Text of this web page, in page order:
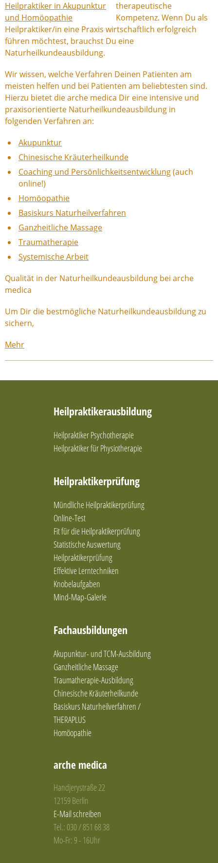
therapeutische
Kompetenz. Wenn Du als
Heilpraktiker/in eine Praxis wirtschaftlich erfolgreich
führen möchtest, brauchst Du eine
Naturheilkundeausbildung.
Wir wissen, welche Verfahren Deinen Patienten am
meisten helfen und bei Patienten am beliebtesten sind.
Hierzu bietet die arche medica Dir eine intensive und
praxisorientierte Naturheilkundeausbildung in
folgenden Verfahren an:
Akupunktur
Chinesische Kräuterheilkunde
Coaching und Persönlichkeitsentwicklung(auch
online!)
Homöopathie
Basiskurs Naturheilverfahren
Ganzheitliche Massage
Traumatherapie
Systemische Arbeit
Qualität in der Naturheilkundeausbildung bei arche
medica
Um Dir die bestmögliche Naturheilkundeausbildung zu
sichern,
Mehr
Heilpraktikerausbildung
Heilpraktiker Psychotherapie
Heilpraktiker für Physiotherapie
Heilpraktikerprüfung
Mündliche Heilpraktikerprüfung
Online-Test
Fit für die Heilpraktikerprüfung
Statistische Auswertung
Heilpraktikerprüfung
Effektive Lerntechniken
Knobelaufgaben
Mind-Map-Galerie
Fachausbildungen
Akupunktur- und TCM-Ausbildung
Ganzheitliche Massage
Traumatherapie-Ausbildung
Chinesische Kräuterheilkunde
Basiskurs Naturheilverfahren /
THERAPLUS
Homöopathie
arche medica
Handjerystraße 22
12159 Berlin
E-Mail schreiben
Tel.: 030 / 851 68 38
Mo-Fr: 9 - 16Uhr